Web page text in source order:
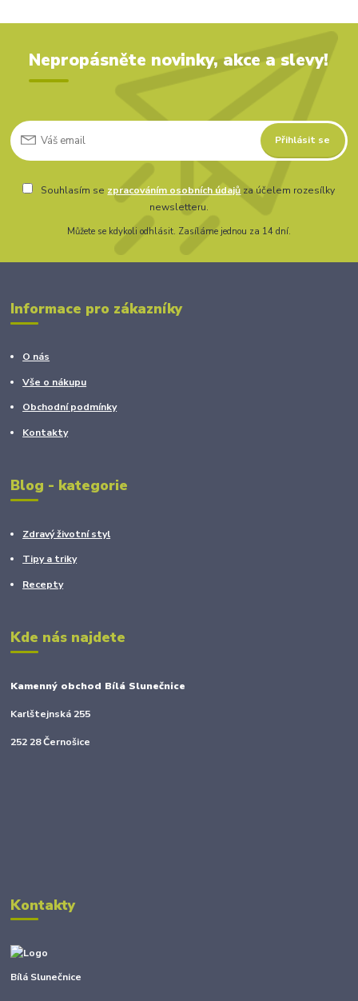
Nepropásněte novinky, akce a slevy!
Přihlásit se
Souhlasím se zpracováním osobních údajů za účelem rozesílky
newsletteru.
Můžete se kdykoli odhlásit. Zasíláme jednou za 14 dní.
Informace pro zákazníky
O nás
Vše o nákupu
Obchodní podmínky
Kontakty
Blog - kategorie
Zdravý životní styl
Tipy a triky
Recepty
Kde nás najdete
Kamenný obchod Bílá Slunečnice
Karlštejnská 255
252 28 Černošice
Kontakty
Bílá Slunečnice